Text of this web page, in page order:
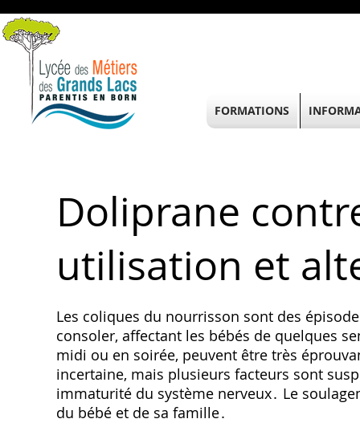
Doliprane
utilisation et
Les coliques du nourrisson sont des
consoler, affectant les bébés de quelques
midi ou en soirée, peuvent être très
incertaine, mais plusieurs facteurs sont
immaturité du système nerveux․ Le
du bébé et de sa famille․
FORMATIONS